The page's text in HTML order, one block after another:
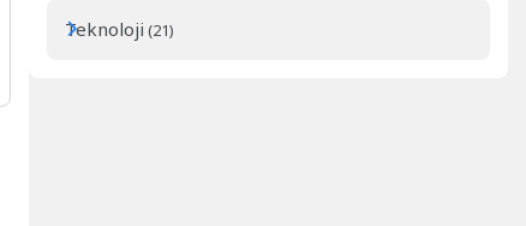
Teknoloji (21)